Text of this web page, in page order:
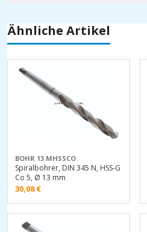
Ähnliche Artikel
BOHR 13 MHSSCO
Spiralbohrer, DIN 345 N, HSS-G
Co 5, Ø 13 mm
30,08€